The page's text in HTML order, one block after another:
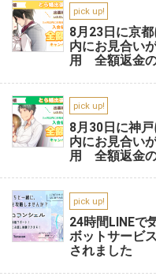
pick up!
8月23日に京
内にお見合い
用 全額返金
pick up!
8月30日に神
内にお見合い
用 全額返金
pick up!
24時間LINEで
ボットサービ
されました